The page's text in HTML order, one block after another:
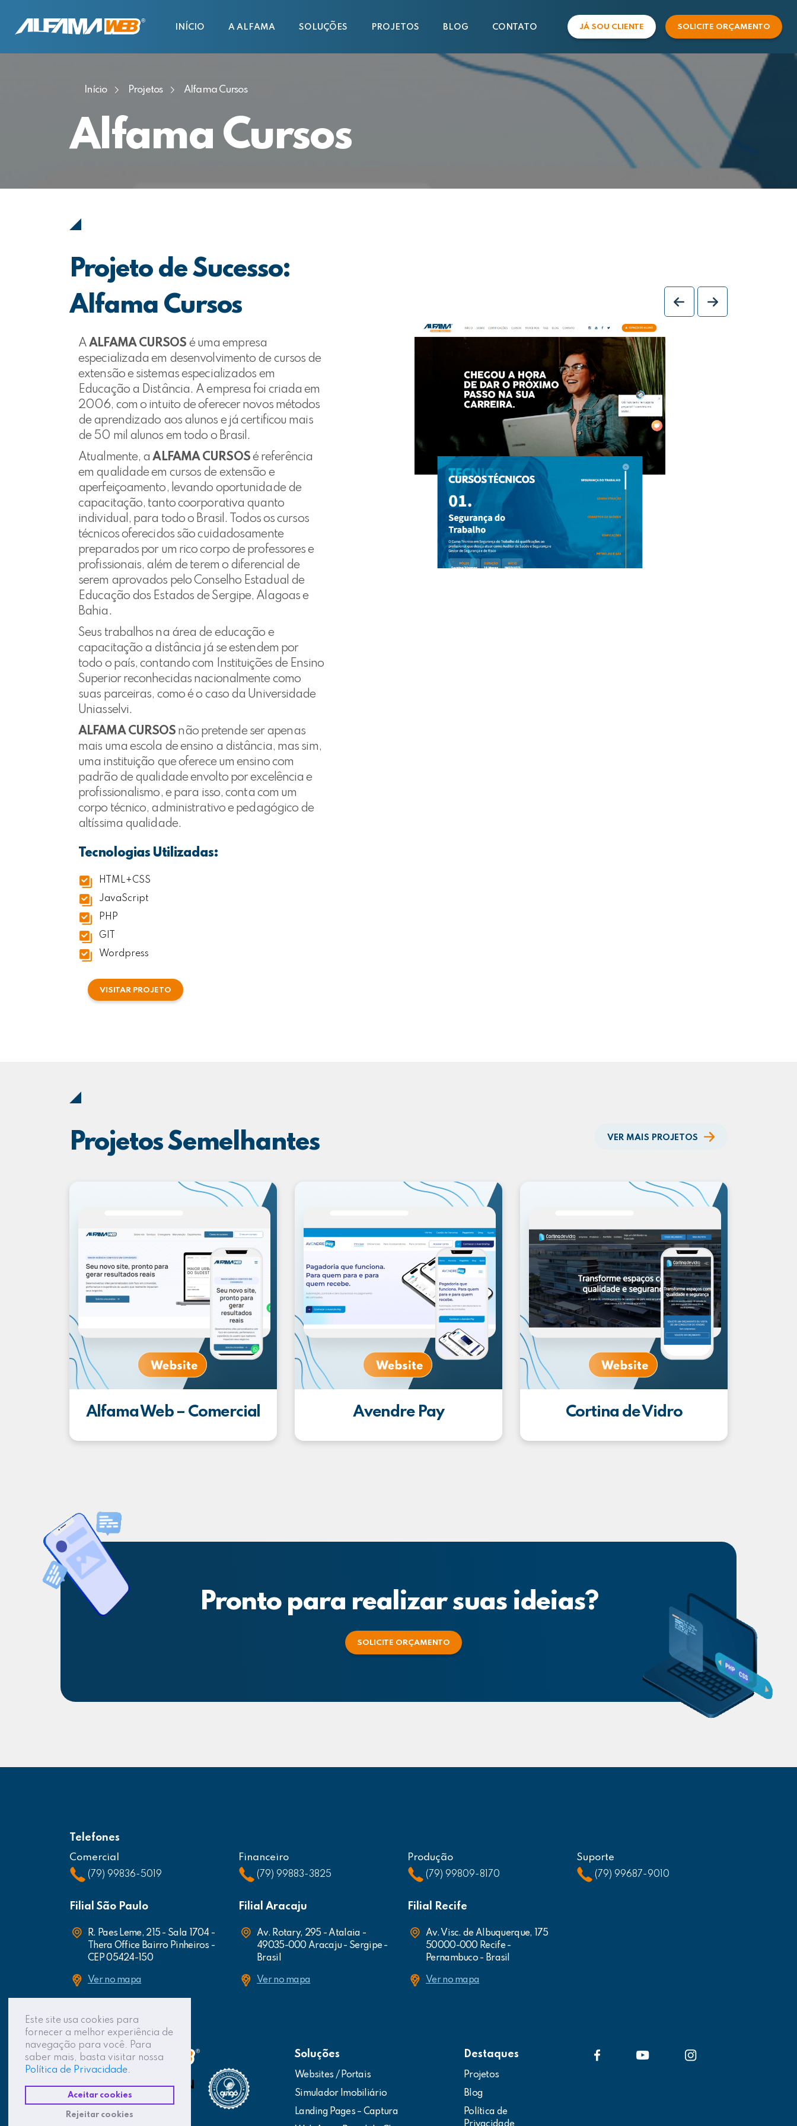
INÍCIO A ALFAMA SOLUÇÕES PROJETOS BLOG CONTATO JÁ SOU CLIENTE SOLICITE ORÇAMENTO
COMERCIAL
SUPORTE
Início Projetos Alfama Cursos
Alfama Cursos
Projeto de Sucesso:
Alfama Cursos
A ALFAMA CURSOS é uma empresa
especializada em desenvolvimento de cursos de
extensão e sistemas especializados em
Educação a Distância. A empresa foi criada em
2006, com o intuito de oferecer novos métodos
de aprendizado aos alunos e já certificou mais
de 50 mil alunos em todo o Brasil.
Atualmente, aALFAMA CURSOSé referência
em qualidade em cursos de extensão e
aperfeiçoamento, levando oportunidade de
capacitação, tanto coorporativa quanto
individual, para todo o Brasil. Todos os cursos
técnicos oferecidos são cuidadosamente
preparados por um rico corpo de professores e
profissionais, além de terem o diferencial de
serem aprovados pelo Conselho Estadual de
Educação dos Estados de Sergipe, Alagoas e
Bahia.
Seus trabalhos na área de educação e
capacitação a distância já se estendem por
todo o país, contando com Instituições de Ensino
Superior reconhecidas nacionalmente como
suas parceiras, como é o caso da Universidade
Uniasselvi.
ALFAMA CURSOS não pretende ser apenas
mais uma escola de ensino a distância, mas sim,
uma instituição que oferece um ensino com
padrão de qualidade envolto por excelência e
profissionalismo, e para isso, conta com um
corpo técnico, administrativo e pedagógico de
altíssima qualidade.
Tecnologias Utilizadas:
HTML+CSS
JavaScript
PHP
GIT
Wordpress
VISITAR PROJETO
Projetos Semelhantes VER MAIS PROJETOS
Alfama Web – Comercial Avendre Pay Cortina de Vidro
Pronto para realizar suas ideias?
SOLICITE ORÇAMENTO
Este site usa cookies para
fornecer a melhor experiência de
navegação para você. Para
saber mais, basta visitar nossa
Política de Privacidade.
Aceitar cookies
Rejeitar cookies
Telefones
Comercial
(79) 99836-5019
Financeiro
(79) 99883-3825
Produção
(79) 99809-8170
Suporte
(79) 99687-9010
Filial São Paulo
R. Paes Leme, 215 - Sala 1704 -
Thera Office Bairro Pinheiros -
CEP 05424-150
Ver no mapa
Filial Aracaju
Av. Rotary, 295 - Atalaia -
49035-000 Aracaju - Sergipe -
Brasil
Ver no mapa
Filial Recife
Av. Visc. de Albuquerque, 175
50000-000 Recife -
Pernambuco - Brasil
Ver no mapa
Soluções
Websites / Portais
Simulador Imobiliário
Landing Pages – Captura
Destaques
Projetos
Blog
Política de